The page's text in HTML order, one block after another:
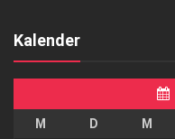
Kalender
M D M